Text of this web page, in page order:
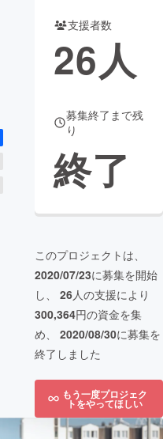
支援者数
26人
募集終了まで残
り
終了
このプロジェクトは、
2020/07/23に募集を開始
し、 26人の支援により
300,364円の資金を集
め、 2020/08/30に募集を
終了しました
もう一度プロジェク
トをやってほしい